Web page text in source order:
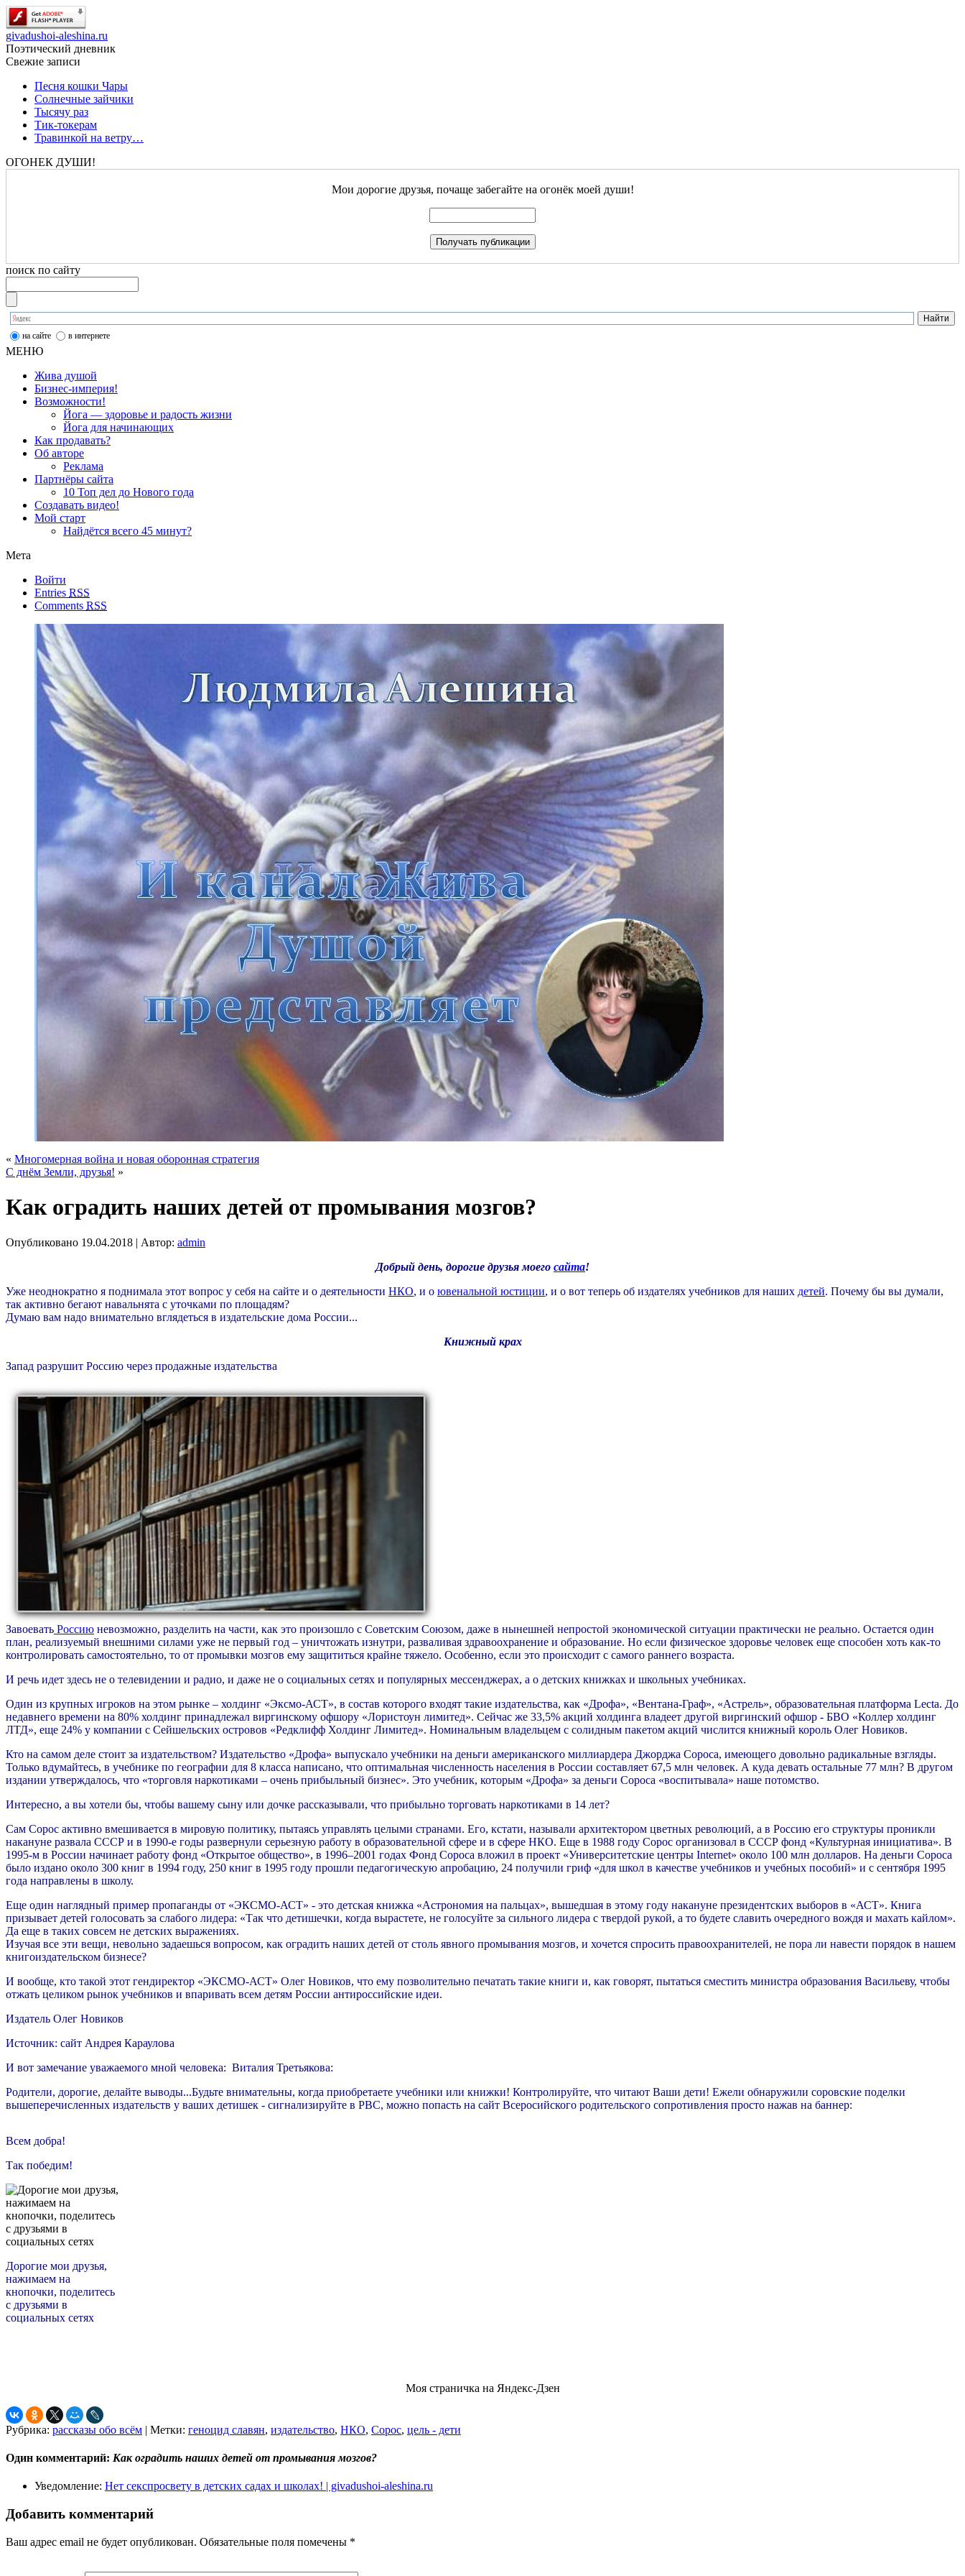
givadushoi-aleshina.ru
Поэтический дневник
Свежие записи
Песня кошки Чары
Солнечные зайчики
Тысячу раз
Тик-токерам
Травинкой на ветру…
ОГОНЕК ДУШИ!
Мои дорогие друзья, почаще забегайте на огонёк моей души!
поиск по сайту
на сайте в интернете
МЕНЮ
Жива душой
Бизнес-империя!
Возможности!
Йога — здоровье и радость жизни
Йога для начинающих
Как продавать?
Об авторе
Реклама
Партнёры сайта
10 Топ дел до Нового года
Создавать видео!
Мой старт
Найдётся всего 45 минут?
Мета
Войти
Entries RSS
Comments RSS
« Многомерная война и новая оборонная стратегия
C днём Земли, друзья! »
Как оградить наших детей от промывания мозгов?
Опубликовано 19.04.2018 | Автор: admin
Добрый день, дорогие друзья моего сайта!
Уже неоднократно я поднимала этот вопрос у себя на сайте и о деятельности НКО, и о ювенальной юстиции, и о вот теперь об издателях учебников для наших детей. Почему бы вы думали,
так активно бегают навальнята с уточками по площадям?
Думаю вам надо внимательно вглядеться в издательские дома России...
Книжный крах
Запад разрушит Россию через продажные издательства
Завоевать Россию невозможно, разделить на части, как это произошло с Советским Союзом, даже в нынешней непростой экономической ситуации практически не реально. Остается один
план, реализуемый внешними силами уже не первый год – уничтожать изнутри, разваливая здравоохранение и образование. Но если физическое здоровье человек еще способен хоть как-то
контролировать самостоятельно, то от промывки мозгов ему защититься крайне тяжело. Особенно, если это происходит с самого раннего возраста.
И речь идет здесь не о телевидении и радио, и даже не о социальных сетях и популярных мессенджерах, а о детских книжках и школьных учебниках.
Один из крупных игроков на этом рынке – холдинг «Эксмо-АСТ», в состав которого входят такие издательства, как «Дрофа», «Вентана-Граф», «Астрель», образовательная платформа Lecta. До
недавнего времени на 80% холдинг принадлежал виргинскому офшору «Лористоун лимитед». Сейчас же 33,5% акций холдинга владеет другой виргинский офшор - БВО «Коллер холдинг
ЛТД», еще 24% у компании с Сейшельских островов «Редклифф Холдинг Лимитед». Номинальным владельцем с солидным пакетом акций числится книжный король Олег Новиков.
Кто на самом деле стоит за издательством? Издательство «Дрофа» выпускало учебники на деньги американского миллиардера Джорджа Сороса, имеющего довольно радикальные взгляды.
Только вдумайтесь, в учебнике по географии для 8 класса написано, что оптимальная численность населения в России составляет 67,5 млн человек. А куда девать остальные 77 млн? В другом
издании утверждалось, что «торговля наркотиками – очень прибыльный бизнес». Это учебник, которым «Дрофа» за деньги Сороса «воспитывала» наше потомство.
Интересно, а вы хотели бы, чтобы вашему сыну или дочке рассказывали, что прибыльно торговать наркотиками в 14 лет?
Сам Сорос активно вмешивается в мировую политику, пытаясь управлять целыми странами. Его, кстати, называли архитектором цветных революций, а в Россию его структуры проникли
накануне развала СССР и в 1990-е годы развернули серьезную работу в образовательной сфере и в сфере НКО. Еще в 1988 году Сорос организовал в СССР фонд «Культурная инициатива». В
1995-м в России начинает работу фонд «Открытое общество», в 1996–2001 годах Фонд Сороса вложил в проект «Университетские центры Internet» около 100 млн долларов. На деньги Сороса
было издано около 300 книг в 1994 году, 250 книг в 1995 году прошли педагогическую апробацию, 24 получили гриф «для школ в качестве учебников и учебных пособий» и с сентября 1995
года направлены в школу.
Еще один наглядный пример пропаганды от «ЭКСМО-АСТ» - это детская книжка «Астрономия на пальцах», вышедшая в этому году накануне президентских выборов в «АСТ». Книга
призывает детей голосовать за слабого лидера: «Так что детишечки, когда вырастете, не голосуйте за сильного лидера с твердой рукой, а то будете славить очередного вождя и махать кайлом».
Да еще в таких совсем не детских выражениях.
Изучая все эти вещи, невольно задаешься вопросом, как оградить наших детей от столь явного промывания мозгов, и хочется спросить правоохранителей, не пора ли навести порядок в нашем
книгоиздательском бизнесе?
И вообще, кто такой этот гендиректор «ЭКСМО-АСТ» Олег Новиков, что ему позволительно печатать такие книги и, как говорят, пытаться сместить министра образования Васильеву, чтобы
отжать целиком рынок учебников и впаривать всем детям России антироссийские идеи.
Издатель Олег Новиков
Источник: сайт Андрея Караулова
И вот замечание уважаемого мной человека: Виталия Третьякова:
Родители, дорогие, делайте выводы...Будьте внимательны, когда приобретаете учебники или книжки! Контролируйте, что читают Ваши дети! Ежели обнаружили соровские поделки
вышеперечисленных издательств у ваших детишек - сигнализируйте в РВС, можно попасть на сайт Всеросийского родительского сопротивления просто нажав на баннер:
Всем добра!
Так победим!
Дорогие мои друзья,
нажимаем на
кнопочки, поделитесь
с друзьями в
социальных сетях
Моя страничка на Яндекс-Дзен
Рубрика: рассказы обо всём | Метки: геноцид славян, издательство, НКО, Сорос, цель - дети
Один комментарий: Как оградить наших детей от промывания мозгов?
Уведомление: Нет секспросвету в детских садах и школах! | givadushoi-aleshina.ru
Добавить комментарий
Ваш адрес email не будет опубликован. Обязательные поля помечены *